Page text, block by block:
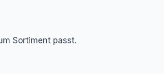
Sortiment passt.